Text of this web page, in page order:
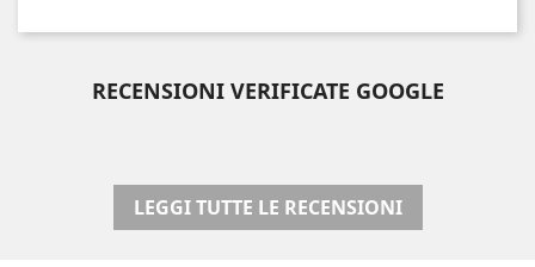
RECENSIONI VERIFICATE GOOGLE
LEGGI TUTTE LE RECENSIONI